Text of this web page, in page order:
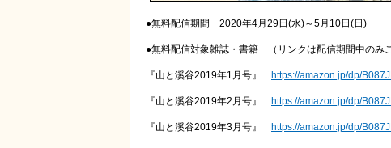
●無料配信期間 2020年4月29日(水)～5月10日(日)
●無料配信対象雑誌・書籍 （リンクは配信期間中のみ
『山と溪谷2019年1月号』 https://amazon.jp/dp/
『山と溪谷2019年2月号』 https://amazon.jp/dp/
『山と溪谷2019年3月号』 https://amazon.jp/dp/